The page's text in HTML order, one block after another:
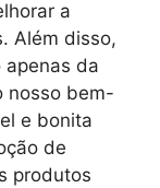
a
Além disso,
apenas da
nosso bem-
e bonita
de
produtos